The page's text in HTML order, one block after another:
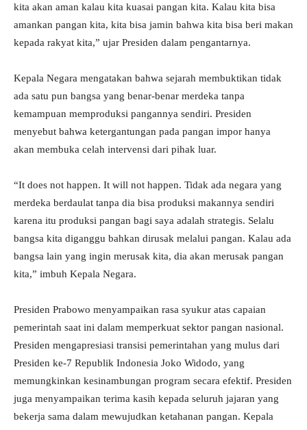
kita akan aman kalau kita kuasai pangan kita. Kalau kita bisa
amankan pangan kita, kita bisa jamin bahwa kita bisa beri makan
kepada rakyat kita,” ujar Presiden dalam pengantarnya.
Kepala Negara mengatakan bahwa sejarah membuktikan tidak
ada satu pun bangsa yang benar-benar merdeka tanpa
kemampuan memproduksi pangannya sendiri. Presiden
menyebut bahwa ketergantungan pada pangan impor hanya
akan membuka celah intervensi dari pihak luar.
“It does not happen. It will not happen. Tidak ada negara yang
merdeka berdaulat tanpa dia bisa produksi makannya sendiri
karena itu produksi pangan bagi saya adalah strategis. Selalu
bangsa kita diganggu bahkan dirusak melalui pangan. Kalau ada
bangsa lain yang ingin merusak kita, dia akan merusak pangan
kita,” imbuh Kepala Negara.
Presiden Prabowo menyampaikan rasa syukur atas capaian
pemerintah saat ini dalam memperkuat sektor pangan nasional.
Presiden mengapresiasi transisi pemerintahan yang mulus dari
Presiden ke-7 Republik Indonesia Joko Widodo, yang
memungkinkan kesinambungan program secara efektif. Presiden
juga menyampaikan terima kasih kepada seluruh jajaran yang
bekerja sama dalam mewujudkan ketahanan pangan. Kepala